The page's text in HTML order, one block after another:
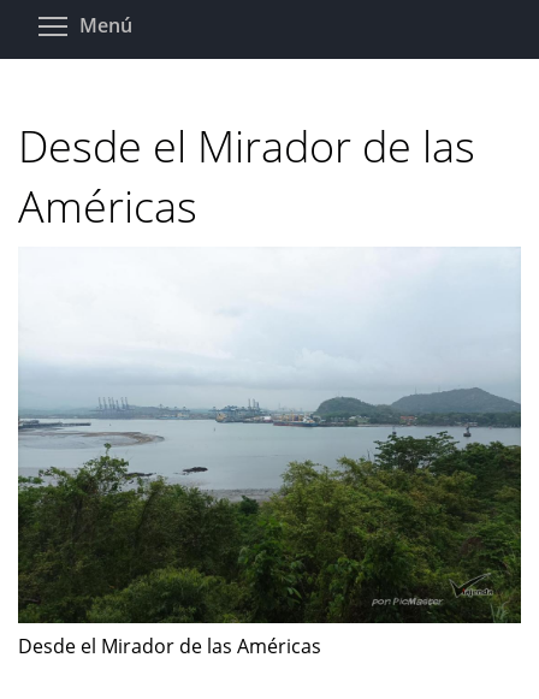
Pasar
Menú
Desde el Mirador de las
Américas
Desde el Mirador de las Américas